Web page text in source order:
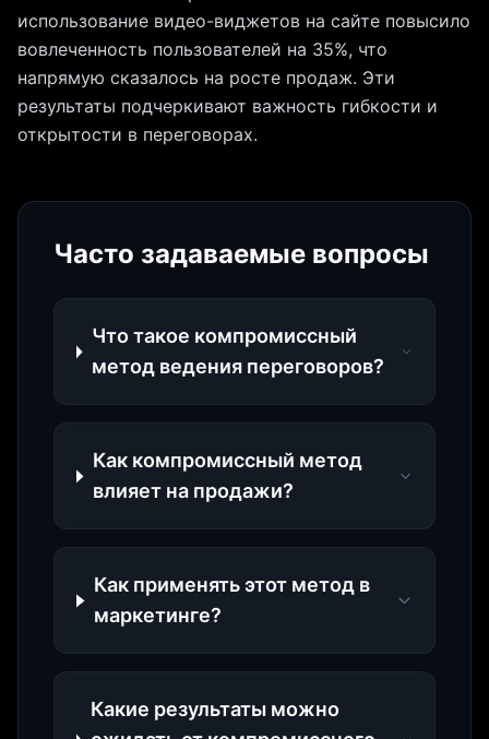
использование видео-виджетов на сайте повысило
вовлеченность пользователей на 35%, что
напрямую сказалось на росте продаж. Эти
результаты подчеркивают важность гибкости и
открытости в переговорах.
Часто задаваемые вопросы
Что такое компромиссный
метод ведения переговоров?
Как компромиссный метод
влияет на продажи?
Как применять этот метод в
маркетинге?
Какие результаты можно